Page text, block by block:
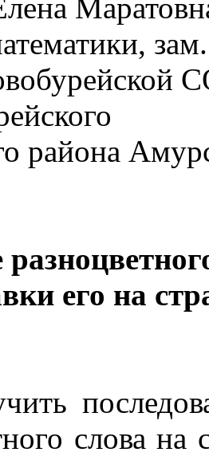
района
его на
слова на